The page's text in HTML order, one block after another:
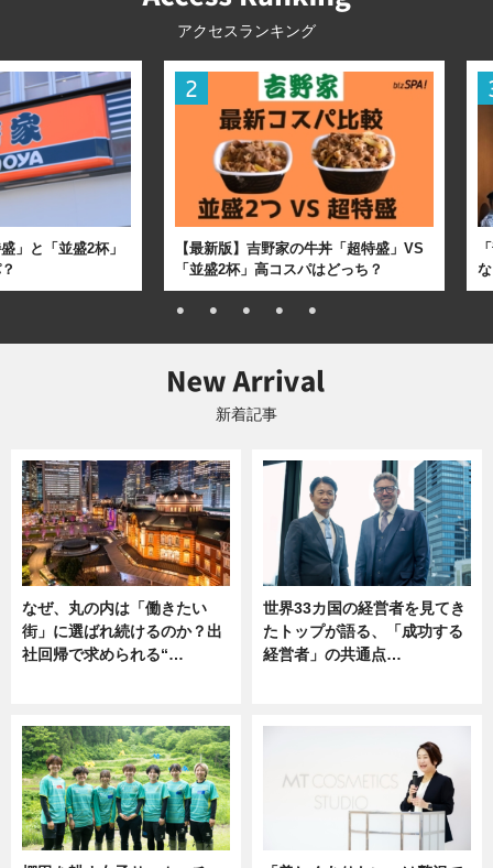
アクセスランキング
」と「並盛2杯」
【最新版】吉野家の牛丼「超特盛」VS
「並盛2杯」高コスパはどっち？
新着記事
なぜ、丸の内は「働きたい
街」に選ばれ続けるのか？出
社回帰で求められる“…
世界33カ国の経営者を見てき
たトップが語る、「成功する
経営者」の共通点…